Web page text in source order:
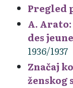
Pregled
A.
des
1936/1937
Značaj
ženskog